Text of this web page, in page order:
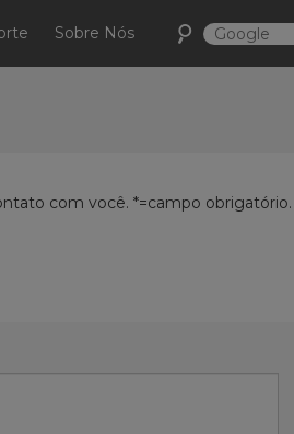
Sobre Nós
com você. *=campo obrigatório.